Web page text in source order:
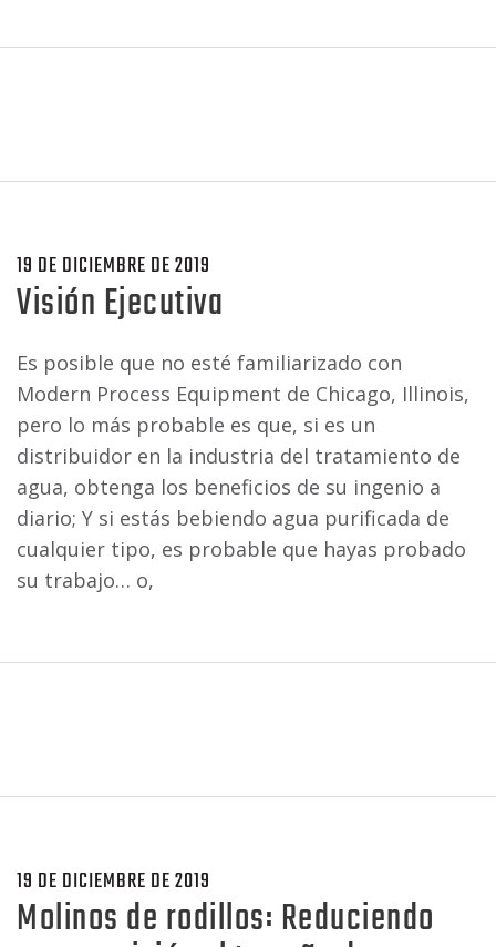
19 DE DICIEMBRE DE 2019
Visión Ejecutiva
Es posible que no esté familiarizado con
Modern Process Equipment de Chicago, Illinois,
pero lo más probable es que, si es un
distribuidor en la industria del tratamiento de
agua, obtenga los beneficios de su ingenio a
diario; Y si estás bebiendo agua purificada de
cualquier tipo, es probable que hayas probado
su trabajo… o,
19 DE DICIEMBRE DE 2019
Molinos de rodillos: Reduciendo